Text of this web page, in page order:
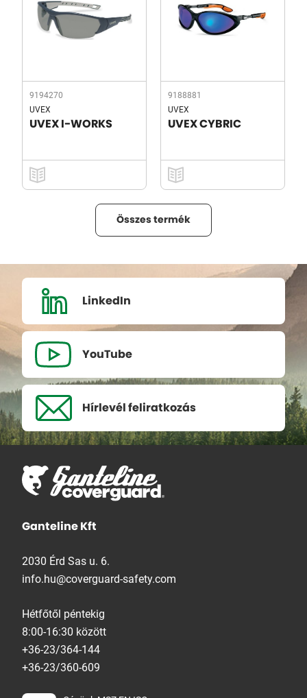
9194270
UVEX
UVEX I-WORKS
9188881
UVEX
UVEX CYBRIC
Összes termék
LinkedIn
YouTube
Hírlevél feliratkozás
Ganteline Kft
2030 Érd Sas u. 6.
info.hu@coverguard-safety.com
Hétfőtől péntekig
8:00-16:30 között
+36-23/364-144
+36-23/360-609